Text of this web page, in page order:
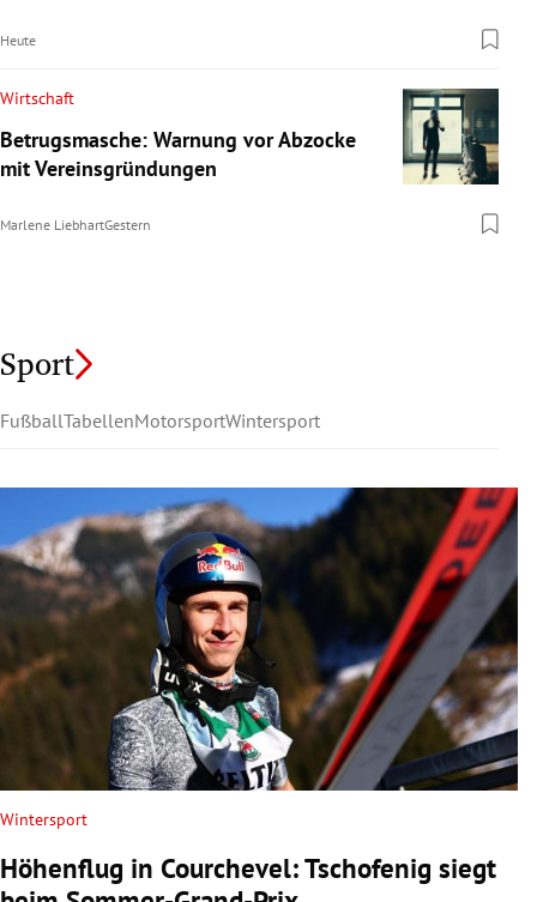
Heute
Wirtschaft
Betrugsmasche: Warnung vor Abzocke
mit Vereinsgründungen
Marlene LiebhartGestern
Sport
FußballTabellenMotorsportWintersport
Wintersport
Höhenflug in Courchevel: Tschofenig siegt